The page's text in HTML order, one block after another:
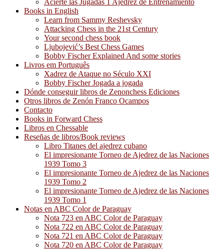
Acierte las Jugadas 1 Ajedrez de Entrenamiento
Books in English
Learn from Sammy Reshevsky
Attacking Chess in the 21st Century
Your second chess book
Ljubojević’s Best Chess Games
Bobby Fischer Explained And some stories
Livros em Português
Xadrez de Ataque no Século XXI
Bobby Fischer Jogada a jogada
Dónde conseguir libros de Zenonchess Ediciones
Otros libros de Zenón Franco Ocampos
Contacto
Books in Forward Chess
Libros en Chessable
Reseñas de libros/Book reviews
Libro Titanes del ajedrez cubano
El impresionante Torneo de Ajedrez de las Naciones
1939 Tomo 3
El impresionante Torneo de Ajedrez de las Naciones
1939 Tomo 2
El impresionante Torneo de Ajedrez de las Naciones
1939 Tomo 1
Notas en ABC Color de Paraguay
Nota 723 en ABC Color de Paraguay
Nota 722 en ABC Color de Paraguay
Nota 721 en ABC Color de Paraguay
Nota 720 en ABC Color de Paraguay